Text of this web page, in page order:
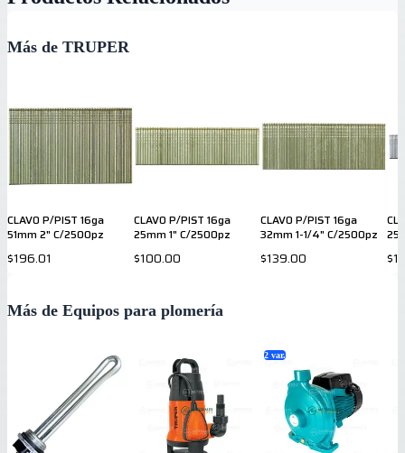
Más de TRUPER
CLAVO P/PIST 16ga
51mm 2" C/2500pz
$196.01
CLAVO P/PIST 16ga
25mm 1" C/2500pz
$100.00
CLAVO P/PIST 16ga
32mm 1-1/4" C/2500pz
$139.00
Más de Equipos para plomería
2 var.